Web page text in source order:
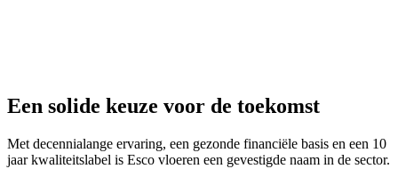
Een solide keuze voor de toekomst
Met decennialange ervaring, een gezonde financiële basis en een 10
jaar kwaliteitslabel is Esco vloeren een gevestigde naam in de sector.